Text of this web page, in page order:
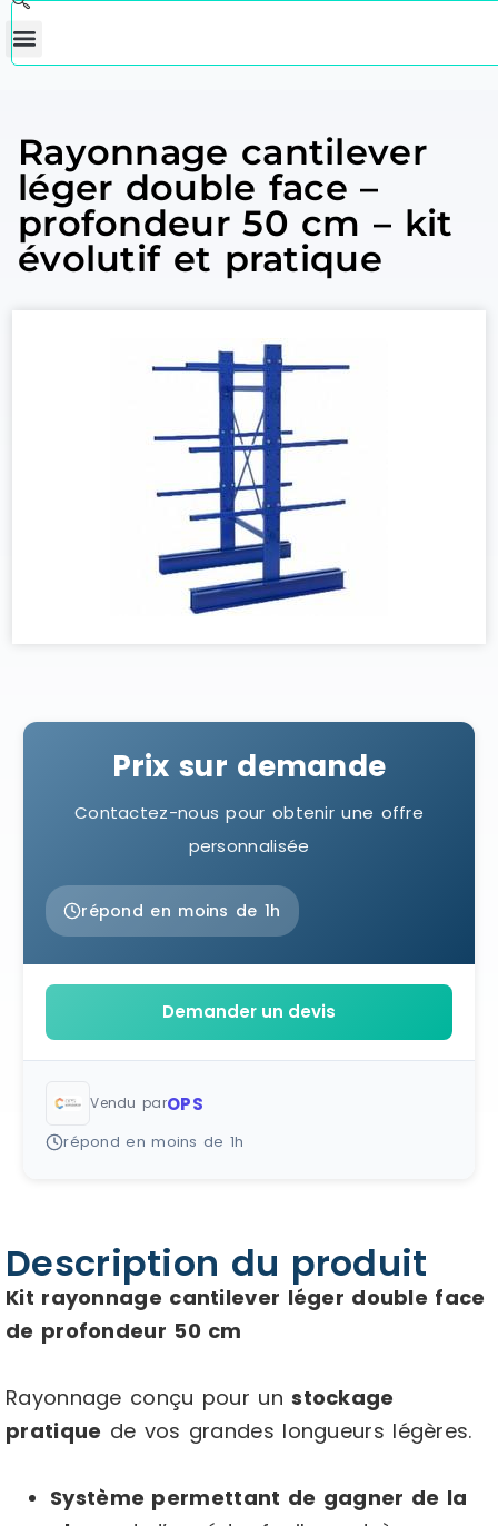
Rayonnage cantilever
léger double face –
profondeur 50 cm – kit
évolutif et pratique
Prix sur demande
Contactez-nous pour obtenir une offre
personnalisée
répond en moins de 1h
Demander un devis
Vendu parOPS
répond en moins de 1h
Description du produit
Kit rayonnage cantilever léger double face
de profondeur 50 cm
Rayonnage conçu pour unstockage
pratique de vos grandes longueurs légères.
Système permettant de gagner de la